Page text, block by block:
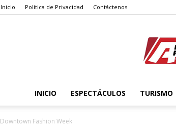
Inicio Política de Privacidad Contáctenos
INICIO ESPECTÁCULOS TURISMO
Downtown Fashion Week